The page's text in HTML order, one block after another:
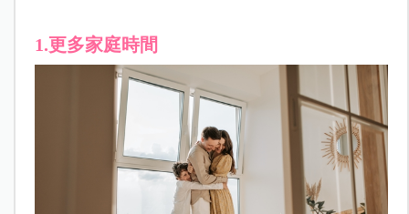
1.更多家庭時間